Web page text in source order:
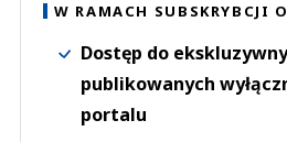
W RAMACH SUBSKRYBCJI
Dostęp do
publikowanych
portalu